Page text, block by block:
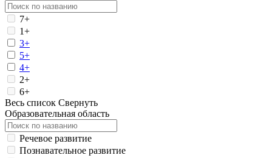
7+
1+
3+
5+
4+
2+
6+
Весь список Свернуть
Образовательная область
Речевое развитие
Познавательное развитие